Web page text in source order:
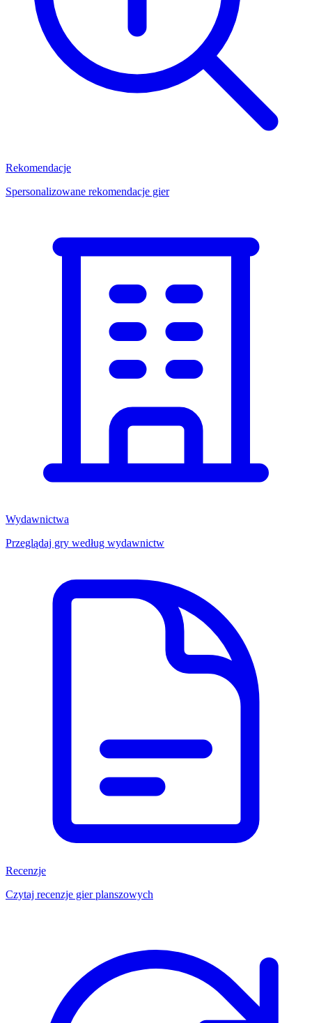
Rekomendacje
Spersonalizowane rekomendacje gier
Wydawnictwa
Przeglądaj gry według wydawnictw
Recenzje
Czytaj recenzje gier planszowych